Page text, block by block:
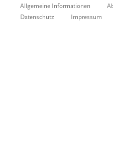
Allgemeine Informationen
Datenschutz
Impressum